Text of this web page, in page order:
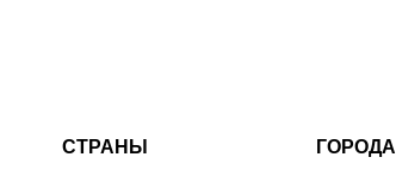
СТРАНЫ ГОРОДА